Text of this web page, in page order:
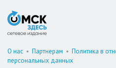
О нас • Партнерам • Политика в
персональных данных